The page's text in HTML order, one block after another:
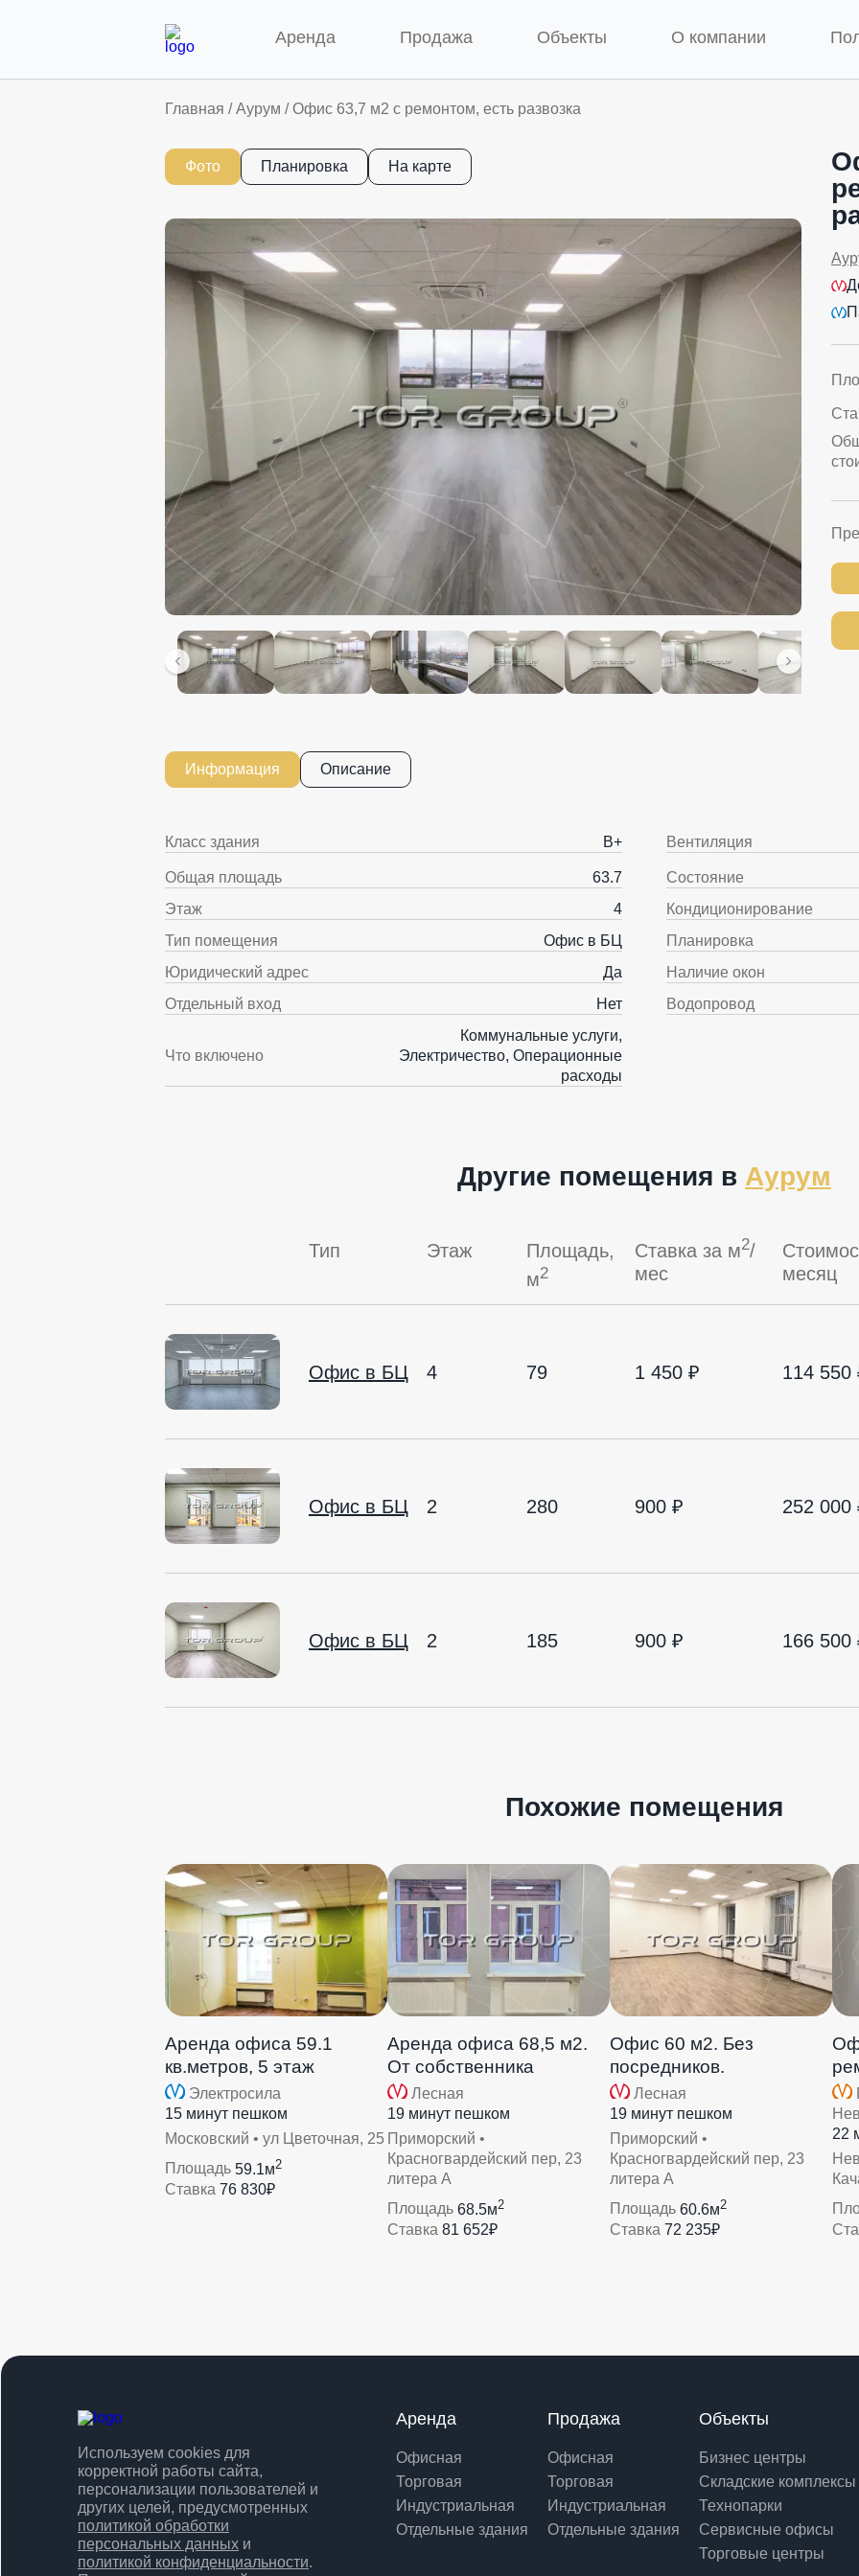
Аренда Продажа Объекты О компании
Главная /Аурум /Офис 63,7 м2 с ремонтом, есть развозка
Фото Планировка На карте
Информация Описание
Класс здания B+
Общая площадь
63.7
Этаж
4
Тип помещения
Офис в БЦ
Юридический адрес
Да
Отдельный вход
Нет
Что включено
Коммунальные услуги,
Электричество, Операционные
расходы
Вентиляция
Состояние
Кондиционирование
Планировка
Наличие окон
Водопровод
Другие помещения в Аурум
Тип Этаж
Площадь,
м2
Ставка за м2/
мес
месяц
Офис в БЦ 4 79 1 450 ₽ 114 550
Офис в БЦ 2 280 900 ₽ 252 000
Офис в БЦ 2 185 900 ₽ 166 500
Похожие помещения
Аренда офиса 59.1
кв.метров, 5 этаж
Электросила
15 минут пешком
Московский • ул Цветочная, 25
Площадь 59.1м2
Ставка 76 830₽
Аренда офиса 68,5 м2.
От собственника
Лесная
19 минут пешком
Приморский •
Красногвардейский пер, 23
литера А
Площадь 68.5м2
Ставка 81 652₽
Офис 60 м2. Без
посредников.
Лесная
19 минут пешком
Приморский •
Красногвардейский пер, 23
литера А
Площадь 60.6м2
Ставка 72 235₽
22
Используем cookies для
корректной работы сайта,
персонализации пользователей и
других целей, предусмотренных
политикой обработки
персональных данных и
политикой конфиденциальности.
Аренда
Офисная
Торговая
Индустриальная
Отдельные здания
Продажа
Офисная
Торговая
Индустриальная
Отдельные здания
Объекты
Бизнес центры
Складские комплексы
Технопарки
Сервисные офисы
Торговые центры